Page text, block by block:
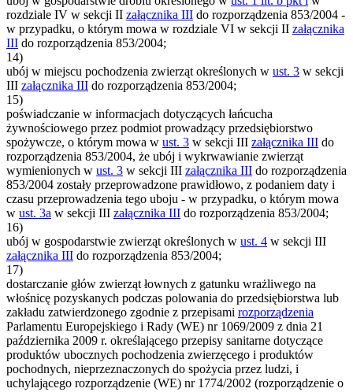
rozdziale IV w sekcji II załącznika III do rozporządzenia 853/2004 -
w przypadku, o którym mowa w rozdziale VI w sekcji II załącznika
III do rozporządzenia 853/2004;
14)
ubój w miejscu pochodzenia zwierząt określonych w ust. 3 w sekcji
III załącznika III do rozporządzenia 853/2004;
15)
poświadczanie w informacjach dotyczących łańcucha
żywnościowego przez podmiot prowadzący przedsiębiorstwo
spożywcze, o którym mowa w ust. 3 w sekcji III załącznika III do
rozporządzenia 853/2004, że ubój i wykrwawianie zwierząt
wymienionych w ust. 3 w sekcji III załącznika III do rozporządzenia
853/2004 zostały przeprowadzone prawidłowo, z podaniem daty i
czasu przeprowadzenia tego uboju - w przypadku, o którym mowa
w ust. 3a w sekcji III załącznika III do rozporządzenia 853/2004;
16)
ubój w gospodarstwie zwierząt określonych w ust. 4 w sekcji III
załącznika III do rozporządzenia 853/2004;
17)
dostarczanie głów zwierząt łownych z gatunku wrażliwego na
włośnicę pozyskanych podczas polowania do przedsiębiorstwa lub
zakładu zatwierdzonego zgodnie z przepisami rozporządzenia
Parlamentu Europejskiego i Rady (WE) nr 1069/2009 z dnia 21
października 2009 r. określającego przepisy sanitarne dotyczące
produktów ubocznych pochodzenia zwierzęcego i produktów
pochodnych, nieprzeznaczonych do spożycia przez ludzi, i
uchylającego rozporządzenie (WE) nr 1774/2002 (rozporządzenie o